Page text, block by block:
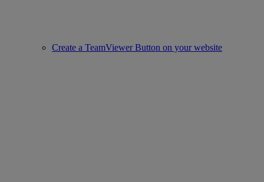
Create a TeamViewer Button on your website